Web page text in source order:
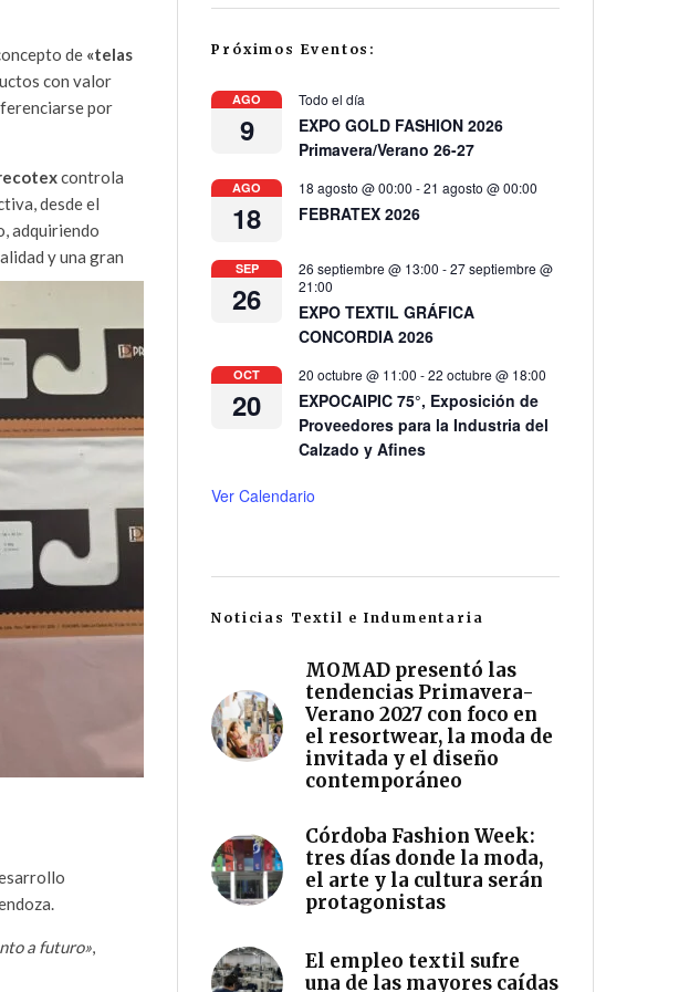
de «telas
con valor
por
controla
desde el
adquiriendo
y una gran
a futuro»,
Próximos Eventos:
AGO
9
Todo el día
EXPO GOLD FASHION 2026
Primavera/Verano 26-27
AGO
18
18 agosto @ 00:00 -21 agosto @ 00:00
FEBRATEX 2026
SEP
26
26 septiembre @ 13:00 -27 septiembre @
21:00
EXPO TEXTIL GRÁFICA
CONCORDIA 2026
OCT
20
20 octubre @ 11:00 -22 octubre @ 18:00
EXPOCAIPIC 75°, Exposición de
Proveedores para la Industria del
Calzado y Afines
Ver Calendario
Noticias Textil e Indumentaria
MOMAD presentó las
tendencias Primavera-
Verano 2027 con foco en
el resortwear, la moda de
invitada y el diseño
contemporáneo
Córdoba Fashion Week:
tres días donde la moda,
el arte y la cultura serán
protagonistas
El empleo textil sufre
una de las mayores caídas